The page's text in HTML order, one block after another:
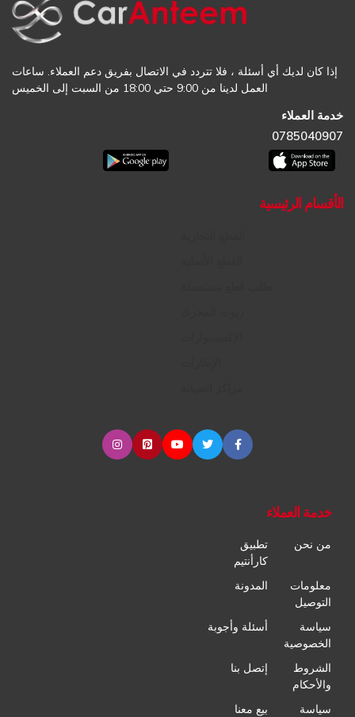
إذا كان لديك أي أسئلة ، فلا تتردد في الاتصال بفريق دعم العملاء. ساعات
العمل لدينا من 9:00 حتي 18:00 من السبت إلى الخميس
خدمة العملاء
0785040907
الأقسام الرئيسية
خدمة العملاء
من نحن
تطبيق
كارأنتيم
معلومات
التوصيل
المدونة
سياسة
الخصوصية
أسئلة وأجوبة
الشروط
والأحكام
إتصل بنا
سياسة بيع معنا